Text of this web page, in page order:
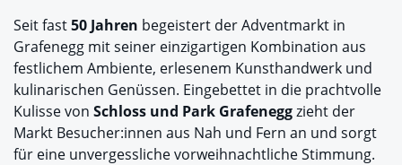
Seit fast50 Jahren begeistert der Adventmarkt in
Grafenegg mit seiner einzigartigen Kombination aus
festlichem Ambiente, erlesenem Kunsthandwerk und
kulinarischen Genüssen. Eingebettet in die prachtvolle
Kulisse von Schloss und Park Grafeneggzieht der
Markt Besucher:innen aus Nah und Fern an und sorgt
für eine unvergessliche vorweihnachtliche Stimmung.